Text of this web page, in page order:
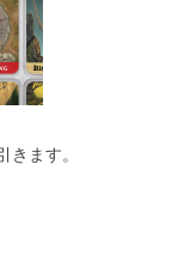
ます。